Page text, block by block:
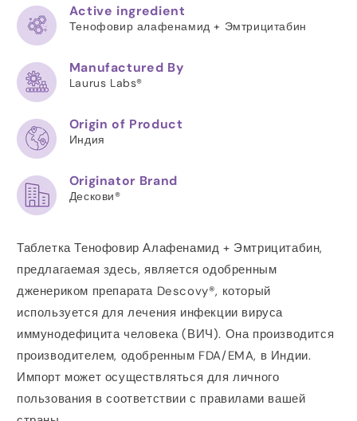
Active ingredient
Тенофовир алафенамид + Эмтрицитабин
Manufactured By
Laurus Labs®
Origin of Product
Индия
Originator Brand
Дескови®
Таблетка Тенофовир Алафенамид + Эмтрицитабин,
предлагаемая здесь, является одобренным
дженериком препарата Descovy®, который
используется для лечения инфекции вируса
иммунодефицита человека (ВИЧ). Она производится
производителем, одобренным FDA/EMA, в Индии.
Импорт может осуществляться для личного
пользования в соответствии с правилами вашей